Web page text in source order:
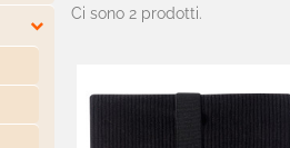

Ci sono 2 prodotti.